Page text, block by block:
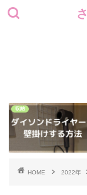
収納
HOME 2022年